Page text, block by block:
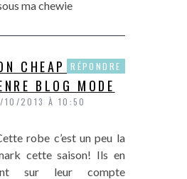
ma chewie
CHEAP BON
BLOG MODE
10/2013 À 10:50
robe c’est un peu la
cette saison! Ils en
sur leur compte
RÉPONDRE